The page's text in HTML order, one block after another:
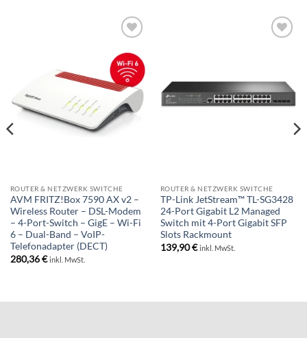
BESTELLLISTE
ROUTER & NETZWERK SWITCHE
AVM FRITZ!Box 7590 AX v2 –
Wireless Router – DSL-Modem
– 4-Port-Switch – GigE – Wi-Fi
6 – Dual-Band – VoIP-
Telefonadapter (DECT)
280,36€ inkl. MwSt.
ROUTER & NETZWERK SWITCHE
TP-Link JetStream™ TL-SG3428
24-Port Gigabit L2 Managed
Switch mit 4-Port Gigabit SFP
Slots Rackmount
139,90€ inkl. MwSt.